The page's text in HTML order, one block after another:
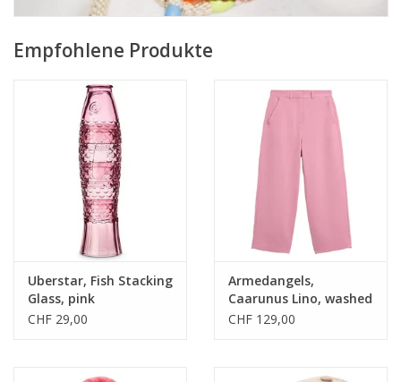
Empfohlene Produkte
Uberstar, Fish Stacking
Glass, pink
CHF 29,00
Armedangels,
Caarunus Lino, washed
berry, S
CHF 129,00